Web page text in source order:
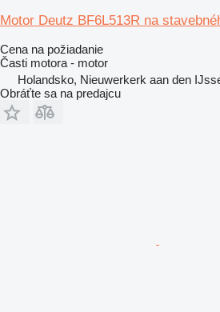
Motor Deutz BF6L513R na
Cena na požiadanie
Časti motora - motor
Holandsko, Nieuwerkerk aan den
Obráťte sa na predajcu